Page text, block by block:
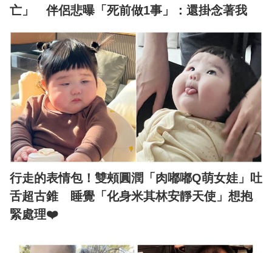
亡」 伴侶悲曝「死前做1事」：還掛念著我
行走的表情包！雙頰圓潤「肉嘟嘟Q萌女娃」吐
舌超古錐 睡覺「化身米其林安靜天使」想抱
緊處理❤️